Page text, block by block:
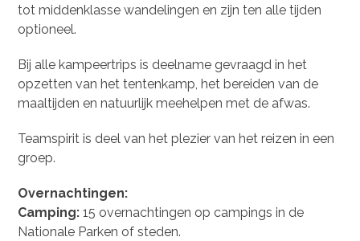
tot middenklasse wandelingen en zijn ten alle tijden
optioneel.
Bij alle kampeertrips is deelname gevraagd in het
opzetten van het tentenkamp, het bereiden van de
maaltijden en natuurlijk meehelpen met de afwas.
Teamspirit is deel van het plezier van het reizen in een
groep.
Overnachtingen:
Camping: 15 overnachtingen op campings in de
Nationale Parken of steden.